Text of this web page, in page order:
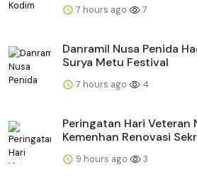
7 hours ago 7
Danramil Nusa Penida
Surya Metu Festival
7 hours ago 4
Peringatan Hari Veteran
Kemenhan Renovasi
9 hours ago 3